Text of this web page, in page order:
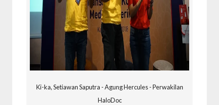
Ki-ka, Setiawan Saputra - Agung Hercules - Perwakilan
HaloDoc